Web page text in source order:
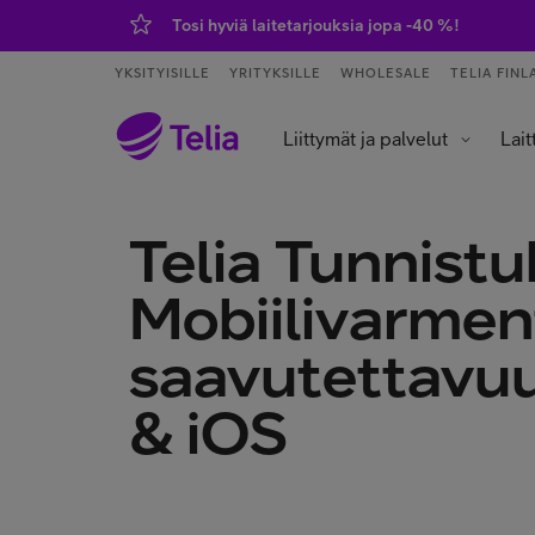
Tosi hyviä laitetarjouksia jopa -40 %!
YKSITYISILLE YRITYKSILLE WHOLESALE TELIA
Liittymät ja palvelut
Telia
& iOS